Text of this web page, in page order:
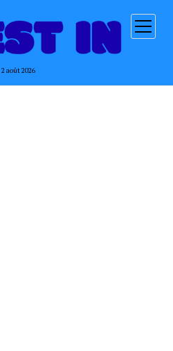
2 août 2026
ouvrir
menu